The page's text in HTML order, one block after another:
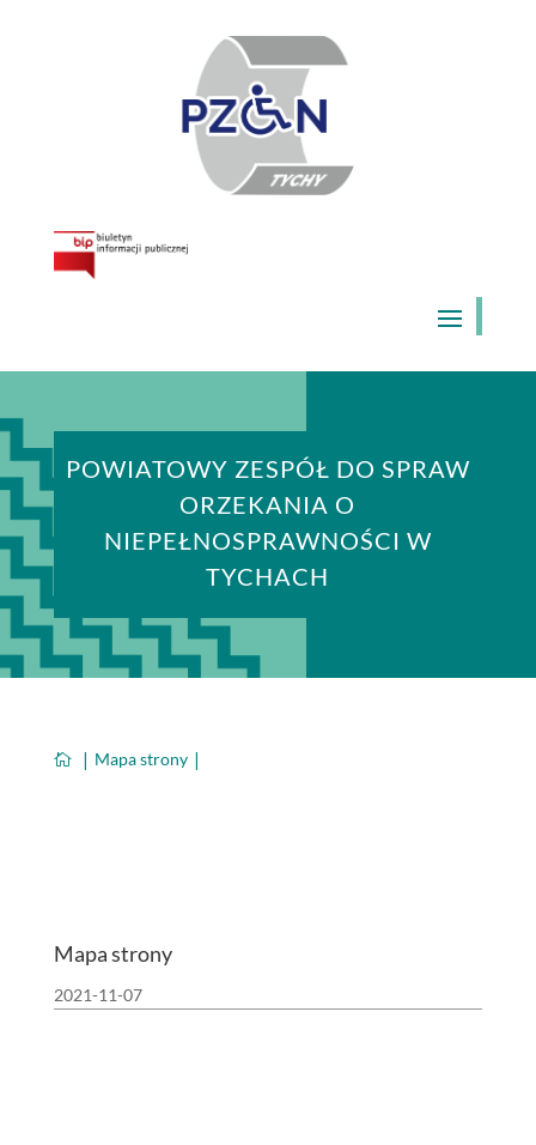
POWIATOWY ZESPÓŁ DO SPRAW
ORZEKANIA O
NIEPEŁNOSPRAWNOŚCI W
TYCHACH
 Mapa strony
Mapa strony
2021-11-07